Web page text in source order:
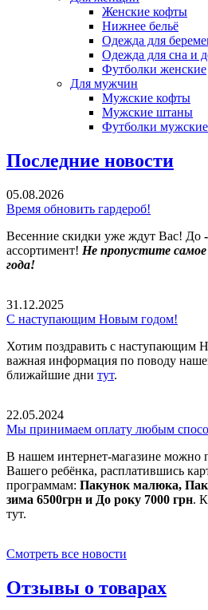
Женские кофты
Нижнее бельё
Одежда для
Одежда для сна и
Футболки женские
Для мужчин
Мужские кофты
Мужские штаны
Футболки мужские
Последние новости
05.08.2026
Время обновить гардероб!
Весенние скидки уже ждут Вас! До
ассортимент! Не пропустите
года!
31.12.2025
С наступающим Новым годом!
Хотим поздравить с наступающим
важная информация по поводу
ближайшие дни тут.
22.05.2024
Мы принимаем оплату любым
В нашем интернет-магазине можно
Вашего ребёнка, расплатившись
программам: Пакунок малюка,
зима 6500грн и До року 7000 грн.
тут.
Смотреть все новости
Отзывы о товарах